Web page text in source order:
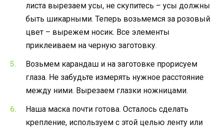
листа вырезаем усы, не скупитесь – усы должны
быть шикарными. Теперь возьмемся за розовый
цвет – вырежем носик. Все элементы
приклеиваем на черную заготовку.
Возьмем карандаш и на заготовке прорисуем
глаза. Не забудьте измерять нужное расстояние
между ними. Вырезаем глазки ножницами.
Наша маска почти готова. Осталось сделать
крепление, используем с этой целью ленту или